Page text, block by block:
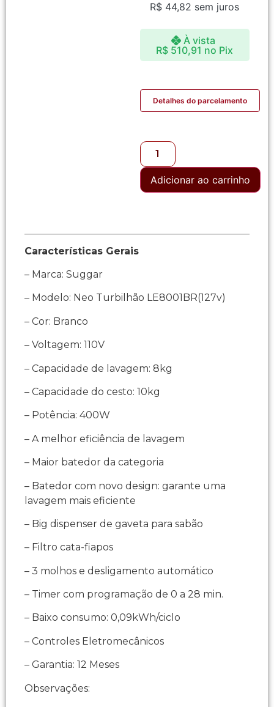
R$ 44,82 sem juros
À vista
R$ 510,91 no Pix
Detalhes do parcelamento
Adicionar ao carrinho
Características Gerais
– Marca: Suggar
– Modelo: Neo Turbilhão LE8001BR(127v)
– Cor: Branco
– Voltagem: 110V
– Capacidade de lavagem: 8kg
– Capacidade do cesto: 10kg
– Potência: 400W
– A melhor eficiência de lavagem
– Maior batedor da categoria
– Batedor com novo design: garante uma
lavagem mais eficiente
– Big dispenser de gaveta para sabão
– Filtro cata-fiapos
– 3 molhos e desligamento automático
– Timer com programação de 0 a 28 min.
– Baixo consumo: 0,09kWh/ciclo
– Controles Eletromecânicos
– Garantia: 12 Meses
Observações: